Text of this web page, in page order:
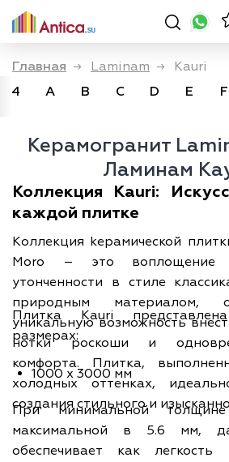
Главная → Laminam →
Kauri
4
A B C D E F
Керамогранит
Ламинам
Коллекция Kauri:
каждой плитке
Коллекция kерамической
Moro – это воплощение
утонченности в стиле
природным материалом,
уникальную возможность
нотки роскоши и
комфорта. Плитка,
холодных оттенках,
создания стильного и
Плитка Kauri
размерах:
1000 x 3000 мм
При минимальной
максимальной в 5.6 мм,
обеспечивает как